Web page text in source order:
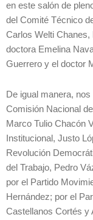
en este salón de
del Comité Técnico
Carlos Welti
doctora Emelina
Guerrero y el doctor
De igual manera,
Comisión Nacional
Marco Tulio Chacón
Institucional, Justo
Revolución
del Trabajo, Pedro
por el Partido
Hernández; por el
Castellanos Cortés y